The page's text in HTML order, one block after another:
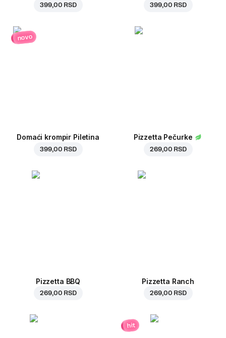
399,00 RSD 399,00 RSD
novo
Domaći krompir Piletina
399,00 RSD
Pizzetta Pečurke
269,00 RSD
Pizzetta BBQ
269,00 RSD
Pizzetta Ranch
269,00 RSD
hit